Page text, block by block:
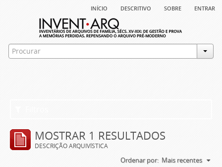
início descritivo sobre entrar
MOSTRAR 1 RESULTADOS
DESCRIÇÃO ARQUIVÍSTICA
Ordenar por: Mais recentes